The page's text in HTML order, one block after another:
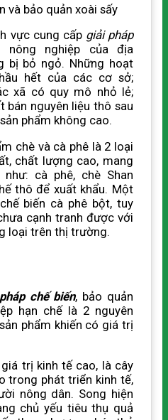
và bảo quản xoài sấy
vực cung cấp giải pháp
nghiệp của địa
bị bỏ ngỏ. Những hoạt
hết của các cơ sở;
xã có quy mô nhỏ lẻ;
bán nguyên liệu thô sau
phẩm không cao.
chè và cà phê là 2 loại
chất lượng cao, mang
cà phê, chè Shan
thô để xuất khẩu. Một
biến cà phê bột, tuy
cạnh tranh được với
loại trên thị trường.
chế biến, bảo quản
hạn chế là 2 nguyên
phẩm khiến có giá trị
trị kinh tế cao, là cây
trong phát triển kinh tế,
nông dân. Song hiện
chủ yếu tiêu thụ quả